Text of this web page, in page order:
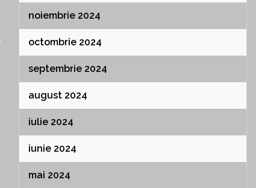
noiembrie 2024
octombrie 2024
septembrie 2024
august 2024
iulie 2024
iunie 2024
mai 2024